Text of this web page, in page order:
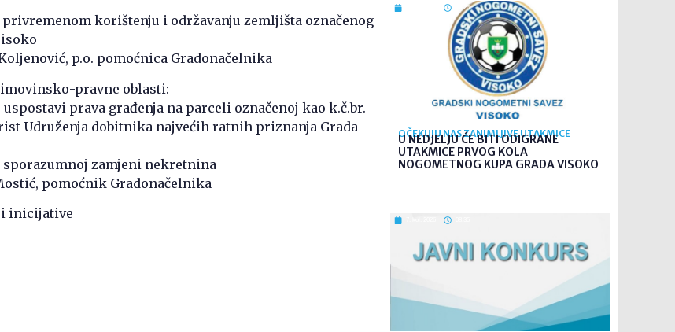
privremenom korištenju i održavanju zemljišta označenog
Koljenović, p.o. pomoćnica Gradonačelnika
pravne oblasti:
prava građenja na parceli označenoj kao k.č.br.
Udruženja dobitnika najvećih ratnih priznanja Grada
sporazumnoj zamjeni nekretnina
pomoćnik Gradonačelnika
i inicijative
09:26
OČEKUJU NAS ZANIMLJIVE UTAKMICE
U NEDJELJU ĆE BITI ODIGRANE
UTAKMICE PRVOG KOLA
NOGOMETNOG KUPA GRADA VISOKO